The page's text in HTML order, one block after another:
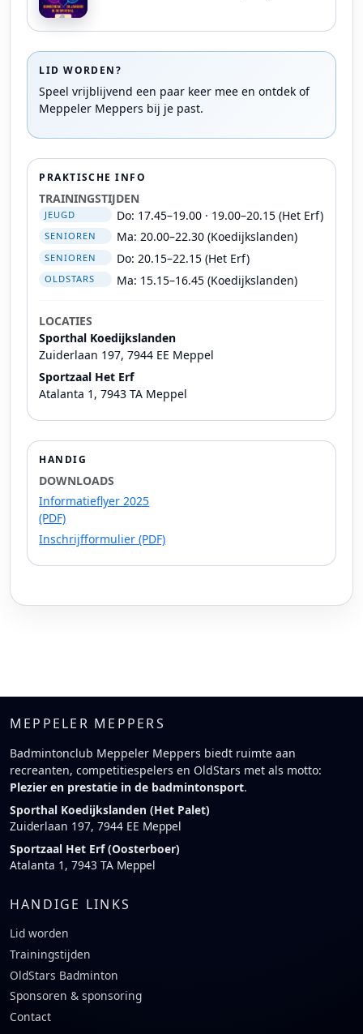
LID WORDEN?
Speel vrijblijvend een paar keer mee en ontdek of
Meppeler Meppers bij je past.
PRAKTISCHE INFO
TRAININGSTIJDEN
JEUGD Do: 17.45–19.00 · 19.00–20.15 (Het Erf)
SENIOREN Ma: 20.00–22.30 (Koedijkslanden)
SENIOREN Do: 20.15–22.15 (Het Erf)
OLDSTARS Ma: 15.15–16.45 (Koedijkslanden)
LOCATIES
Sporthal Koedijkslanden
Zuiderlaan 197, 7944 EE Meppel
Sportzaal Het Erf
Atalanta 1, 7943 TA Meppel
HANDIG
DOWNLOADS
Informatieflyer 2025
(PDF)
Inschrijfformulier (PDF)
MEPPELER MEPPERS
Badmintonclub Meppeler Meppers biedt ruimte aan
recreanten, competitiespelers en OldStars met als motto:
Plezier en prestatie in de badmintonsport.
Sporthal Koedijkslanden (Het Palet)
Zuiderlaan 197, 7944 EE Meppel
Sportzaal Het Erf (Oosterboer)
Atalanta 1, 7943 TA Meppel
HANDIGE LINKS
Lid worden
Trainingstijden
OldStars Badminton
Sponsoren & sponsoring
Contact